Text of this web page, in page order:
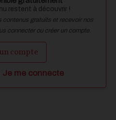
restent à découvrir !
contenus gratuits et recevoir nos
connecter ou créer un compte.
compte
Je me connecte